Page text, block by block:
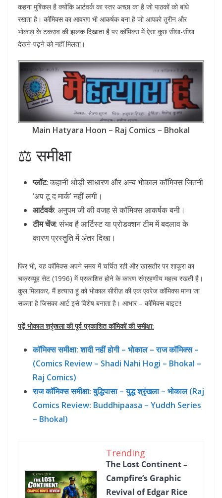
कहना मुश्किल है क्योंकि आर्टवर्क का स्तर अच्छा का है जो पाठकों को बांधे
रखता है। कॉमिक्स का आवरण भी आकर्षक बना है जो आपको तुरीन और
भोकाल के टकराव की झलक दिखाता है पर कॉमिक्स में ऐसा कुछ सीधा-सीधा
देखने-पढ़ने को नहीं मिलता।
Main Hatyara Hoon – Raj Comics – Bhokal
⚖️ समीक्षा
प्लॉट: कहानी थोड़ी साधारण और अन्य भोकाल कॉमिक्स जितनी
‘अप टू द मार्क’ नहीं लगी।
आर्टवर्क: अनुपम जी की वजह से कॉमिक्स आकर्षक बनी।
टीम चेंज: संभव है आर्टिस्ट या प्रोडक्शन टीम में बदलाव के
कारण प्रस्तुति में अंतर दिखा।
फिर भी, यह कॉमिक्स अपने समय में चर्चित रही और खासतौर पर शाकूरा का
चक्रव्यूह सेट (1996) में प्रकाशित होने के कारण संग्रहणीय महत्व रखती है।
कुल मिलाकर, मैं हत्यारा हूं को भोकाल सीरीज़ की एक एवरेज कॉमिक्स माना जा
सकता है जिसका आर्ट इसे विशेष बनाता है। आभार – कॉमिक्स बाइट!!
पढ़ें भोकाल श्रृंखला की पूर्व प्रकाशित कॉमिकों की समीक्षा:
कॉमिक्स समीक्षा: शादी नहीं होगी – भोकाल – राज कॉमिक्स –
(Comics Review – Shadi Nahi Hogi – Bhokal –
Raj Comics)
राज कॉमिक्स समीक्षा: बुद्धिपासा – युद्ध श्रृंखला – भोकाल (Raj
Comics Review: Buddhipaasa – Yuddh Series
– Bhokal)
Trending
The Lost Continent –
Campfire’s Graphic
Revival of Edgar Rice